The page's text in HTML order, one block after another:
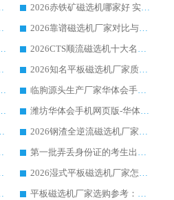
作为靠谱厂家实力出众
2026赤铁矿磁选机哪家好 实力厂家华体会手机网页版-华体会(中国) 值得选择
) 作为实力厂家领跑行业
2026靠谱磁选机厂家对比与避坑指南：华体会手机网页版-华体会(中国) 稳居优选厂家
年靠谱厂家对比与避坑指南
2026CTS顺流磁选机十大名牌厂家 华体会手机网页版-华体会(中国) 居行业前列
版-华体会(中国) 厂家
2026知名平板磁选机厂家质量哪家强推荐榜：华体会手机网页版-华体会(中国) 厂家上榜
家华体会手机网页版-华体会(中国) 领跑行业
临朐源头生产厂家华体会手机网页版-华体会(中国) ：2026干式强磁磁选机品质排行榜
网页版-华体会(中国) 深耕磁电领域品质可靠
潍坊华体会手机网页版-华体会(中国) 厂家：2026深耕湿式磁选机领域，品质服务获全国客户认可
(中国) 获实力与口碑企业
2026钢渣全逆流磁选机厂家甄选|潍坊华体会手机网页版-华体会(中国) 多品类选矿设备实用参考
设备适配多行业选矿需求
第一批弄丢身份证的考生出现了：温情兜底之外，更要看见成长与规则的双重考题
-华体会(中国) 源头厂家
2026湿式平板磁选机厂家怎么选?业内口碑推荐优选华体会手机网页版-华体会(中国) ，多维度解析设备与合作优势
机网页版-华体会(中国)
平板磁选机厂家选购参考：2026众多用户青睐华体会手机网页版-华体会(中国) ，落地应用经验全解析